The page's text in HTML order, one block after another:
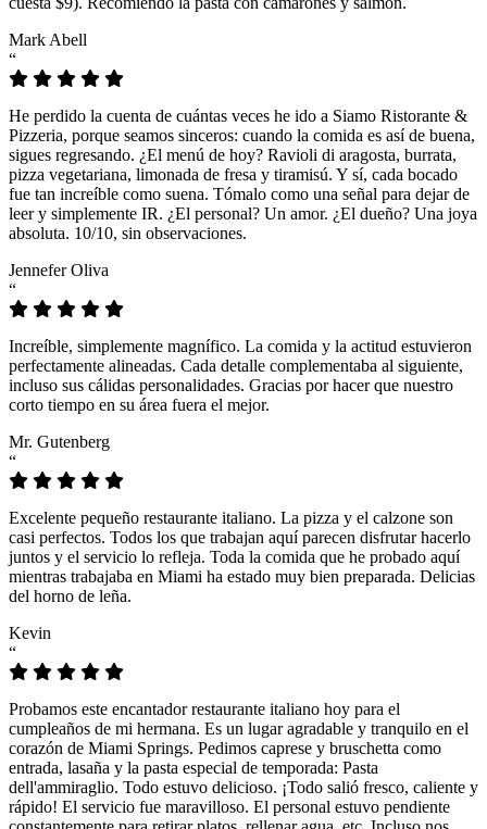
Mark Abell
“
He perdido la cuenta de cuántas veces he ido a Siamo Ristorante &
Pizzeria, porque seamos sinceros: cuando la comida es así de buena,
sigues regresando. ¿El menú de hoy? Ravioli di aragosta, burrata,
pizza vegetariana, limonada de fresa y tiramisú. Y sí, cada bocado
fue tan increíble como suena. Tómalo como una señal para dejar de
leer y simplemente IR. ¿El personal? Un amor. ¿El dueño? Una joya
absoluta. 10/10, sin observaciones.
Jennefer Oliva
“
Increíble, simplemente magnífico. La comida y la actitud estuvieron
perfectamente alineadas. Cada detalle complementaba al siguiente,
incluso sus cálidas personalidades. Gracias por hacer que nuestro
corto tiempo en su área fuera el mejor.
Mr. Gutenberg
“
Excelente pequeño restaurante italiano. La pizza y el calzone son
casi perfectos. Todos los que trabajan aquí parecen disfrutar hacerlo
juntos y el servicio lo refleja. Toda la comida que he probado aquí
mientras trabajaba en Miami ha estado muy bien preparada. Delicias
del horno de leña.
Kevin
“
Probamos este encantador restaurante italiano hoy para el
cumpleaños de mi hermana. Es un lugar agradable y tranquilo en el
corazón de Miami Springs. Pedimos caprese y bruschetta como
entrada, lasaña y la pasta especial de temporada: Pasta
dell'ammiraglio. Todo estuvo delicioso. ¡Todo salió fresco, caliente y
rápido! El servicio fue maravilloso. El personal estuvo pendiente